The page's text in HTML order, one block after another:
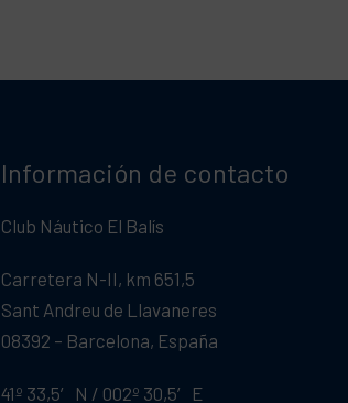
Información de contacto
Club Náutico El Balís
Carretera N-II, km 651,5
Sant Andreu de Llavaneres
08392 – Barcelona, España
41º 33,5′ N / 002º 30,5′ E